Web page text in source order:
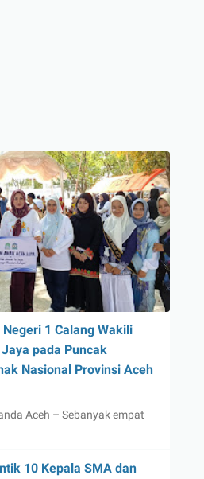
1 Calang Wakili
pada Puncak
Nasional Provinsi Aceh
Aceh – Sebanyak empat
10 Kepala SMA dan